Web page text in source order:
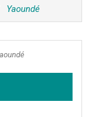
Yaoundé